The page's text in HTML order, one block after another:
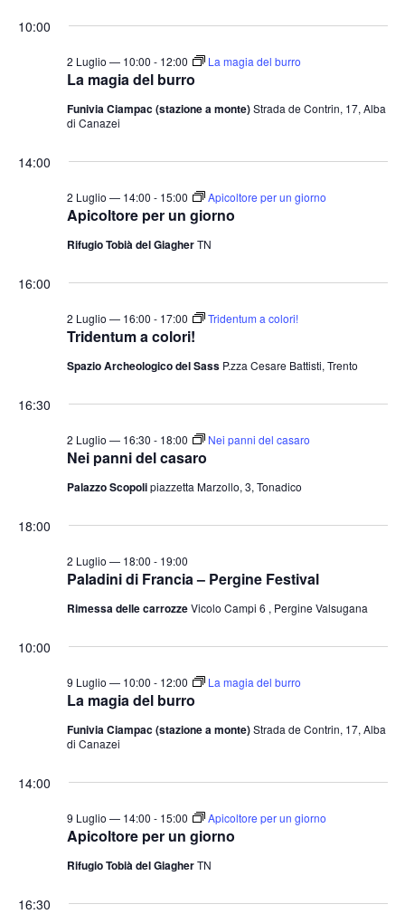
for
Luglio
i
i
a
i
z
i
e
V
s
v
o
e
o
d
10:00
La magia del burro
2 Luglio — 10:00 - 12:00 La magia del burro
Funivia Ciampac (stazione a monte)Strada de Contrin, 17, Alba
di Canazei
14:00
Apicoltore per un giorno
2 Luglio — 14:00 - 15:00 Apicoltore per un giorno
Rifugio Tobià del GiagherTN
16:00
Tridentum a colori!
2 Luglio — 16:00 - 17:00 Tridentum a colori!
Spazio Archeologico del Sass P.zza Cesare Battisti, Trento
16:30
Nei panni del casaro
2 Luglio — 16:30 - 18:00 Nei panni del casaro
Palazzo Scopolipiazzetta Marzollo, 3, Tonadico
18:00
Paladini di Francia – Pergine Festival
2 Luglio — 18:00 - 19:00
Rimessa delle carrozzeVicolo Campi 6 , Pergine Valsugana
10:00
La magia del burro
9 Luglio — 10:00 - 12:00 La magia del burro
Funivia Ciampac (stazione a monte)Strada de Contrin, 17, Alba
di Canazei
14:00
Apicoltore per un giorno
9 Luglio — 14:00 - 15:00 Apicoltore per un giorno
Rifugio Tobià del GiagherTN
16:30